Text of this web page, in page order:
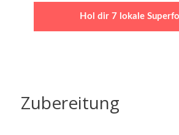
Hol dir 7 lokale
Zubereitung